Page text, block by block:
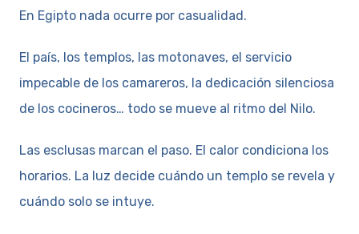
En Egipto nada ocurre por casualidad.
El país, los templos, las motonaves, el servicio
impecable de los camareros, la dedicación silenciosa
de los cocineros… todo se mueve al ritmo del Nilo.
Las esclusas marcan el paso. El calor condiciona los
horarios. La luz decide cuándo un templo se revela y
cuándo solo se intuye.